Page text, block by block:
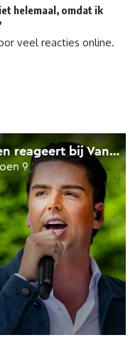
helemaal, omdat ik
veel reacties online.